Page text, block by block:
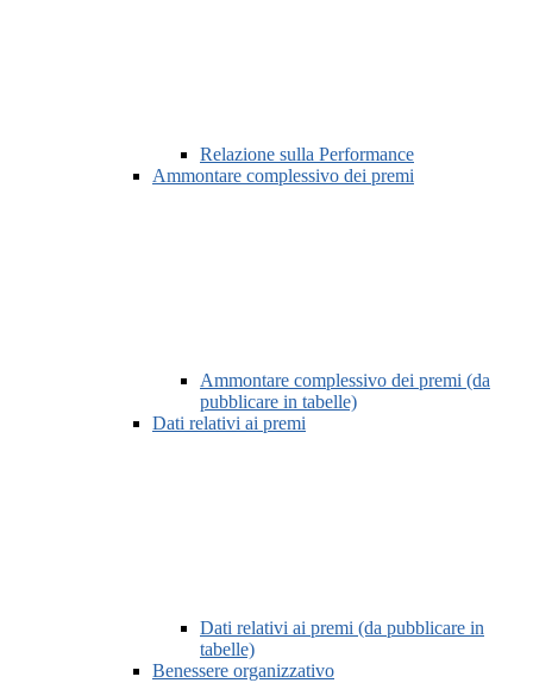
Relazione sulla Performance
Ammontare complessivo dei premi
Ammontare complessivo dei premi (da
pubblicare in tabelle)
Dati relativi ai premi
Dati relativi ai premi (da pubblicare in
tabelle)
Benessere organizzativo